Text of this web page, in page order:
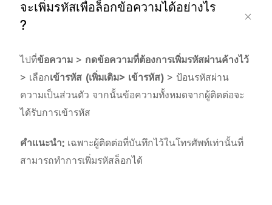
ประเทศไทย | เลือกประเทศ/ภูมิภาค
จะเพิ่มรหัสเพื่อล็อกข้อความได้อย่างไร
?
ไปที่ข้อความ > กดข้อความที่ต้องการเพิ่มรหัสผ่านค้างไว้
> เลือกเข้ารหัส (เพิ่มเติม> เข้ารหัส) > ป้อนรหัสผ่าน
ความเป็นส่วนตัว จากนั้นข้อความทั้งหมดจากผู้ติดต่อจะ
ได้รับการเข้ารหัส
คำแนะนำ: เฉพาะผู้ติดต่อที่บันทึกไว้ในโทรศัพท์เท่านั้นที่
สามารถทำการเพิ่มรหัสล็อกได้